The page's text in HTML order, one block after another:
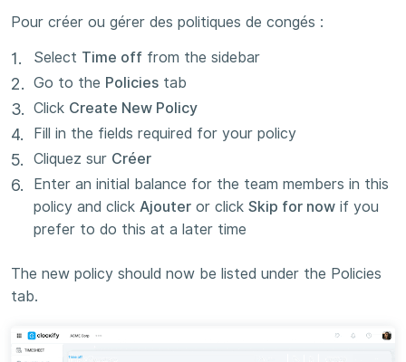
Pour créer ou gérer des politiques de congés :
Select Time off from the sidebar
Go to the Policies tab
Click Create New Policy
Fill in the fields required for your policy
Cliquez sur Créer
Enter an initial balance for the team members in this
policy and click Ajouter or click Skip for now if you
prefer to do this at a later time
The new policy should now be listed under the Policies
tab.